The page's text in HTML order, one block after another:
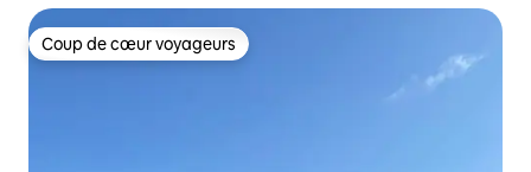
Coup de cœur voyageurs
Coup de cœur voyageurs